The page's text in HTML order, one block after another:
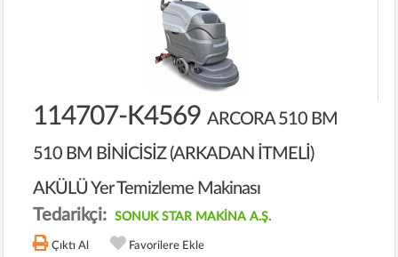
114707-K4569 ARCORA 510 BM
510 BM BİNİCİSİZ (ARKADAN İTMELİ)
AKÜLÜ Yer Temizleme Makinası
Tedarikçi:
SONUK STAR MAKİNA A.Ş.
Çıktı Al
Favorilere Ekle